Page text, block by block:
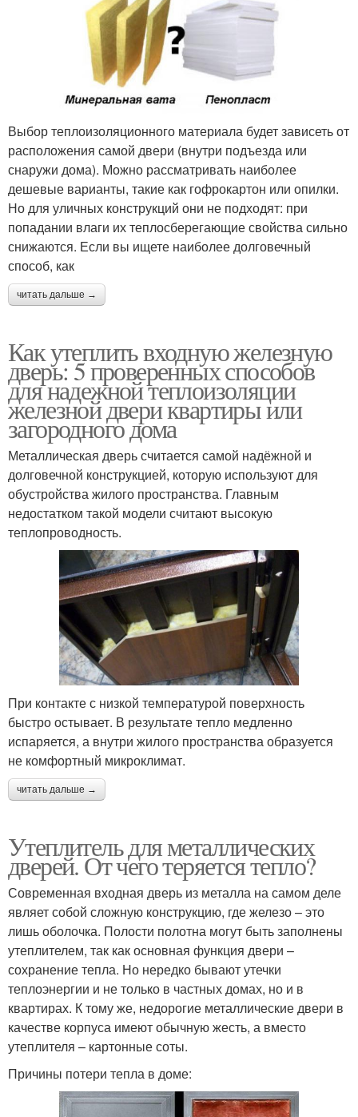
Выбор теплоизоляционного материала будет зависеть от
расположения самой двери (внутри подъезда или
снаружи дома). Можно рассматривать наиболее
дешевые варианты, такие как гофрокартон или опилки.
Но для уличных конструкций они не подходят: при
попадании влаги их теплосберегающие свойства сильно
снижаются. Если вы ищете наиболее долговечный
способ, как
читать дальше →
Как утеплить входную железную
дверь: 5 проверенных способов
для надежной теплоизоляции
железной двери квартиры или
загородного дома
Металлическая дверь считается самой надёжной и
долговечной конструкцией, которую используют для
обустройства жилого пространства. Главным
недостатком такой модели считают высокую
теплопроводность.
При контакте с низкой температурой поверхность
быстро остывает. В результате тепло медленно
испаряется, а внутри жилого пространства образуется
не комфортный микроклимат.
читать дальше →
Утеплитель для металлических
дверей. От чего теряется тепло?
Современная входная дверь из металла на самом деле
являет собой сложную конструкцию, где железо – это
лишь оболочка. Полости полотна могут быть заполнены
утеплителем, так как основная функция двери –
сохранение тепла. Но нередко бывают утечки
теплоэнергии и не только в частных домах, но и в
квартирах. К тому же, недорогие металлические двери в
качестве корпуса имеют обычную жесть, а вместо
утеплителя – картонные соты.
Причины потери тепла в доме: